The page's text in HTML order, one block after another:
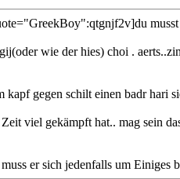
wie der hies) choi .
kapf gegen schilt einen badr hari
viel gekämpft hat.. mag sein
er sich jedenfalls um Einiges